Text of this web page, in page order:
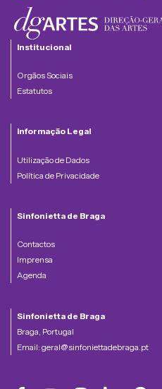
Institucional
Orgãos Sociais
Estatutos
Informação Legal
Utilização de Dados
Política de Privacidade
Sinfonietta de Braga
Contactos
Imprensa
Agenda
Sinfonietta de Braga
Braga, Portugal
Email: geral@sinfoniettadebraga.pt